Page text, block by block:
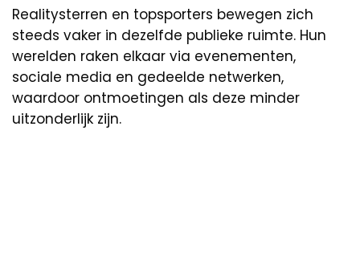
Realitysterren en topsporters bewegen zich
steeds vaker in dezelfde publieke ruimte. Hun
werelden raken elkaar via evenementen,
sociale media en gedeelde netwerken,
waardoor ontmoetingen als deze minder
uitzonderlijk zijn.